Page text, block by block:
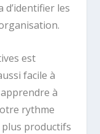
d’identifier les
est
facile à
à
rythme
productifs